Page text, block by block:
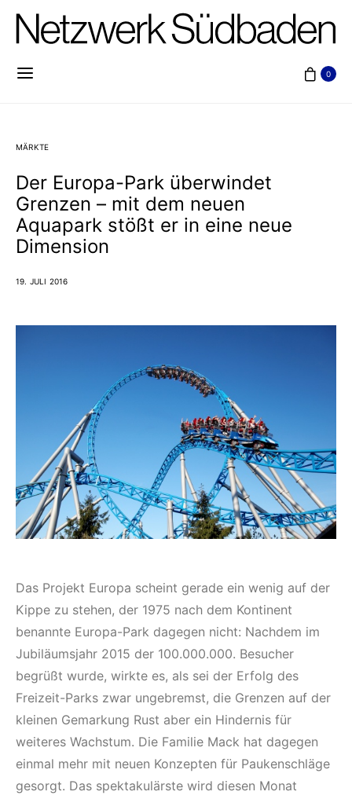
0
MÄRKTE
Der Europa-Park überwindet
Grenzen – mit dem neuen
Aquapark stößt er in eine neue
Dimension
19. JULI 2016
Das Projekt Europa scheint gerade ein wenig auf der
Kippe zu stehen, der 1975 nach dem Kontinent
benannte Europa-Park dagegen nicht: Nachdem im
Jubiläumsjahr 2015 der 100.000.000. Besucher
begrüßt wurde, wirkte es, als sei der Erfolg des
Freizeit-Parks zwar ungebremst, die Grenzen auf der
kleinen Gemarkung Rust aber ein Hindernis für
weiteres Wachstum. Die Familie Mack hat dagegen
einmal mehr mit neuen Konzepten für Paukenschläge
gesorgt. Das spektakulärste wird diesen Monat